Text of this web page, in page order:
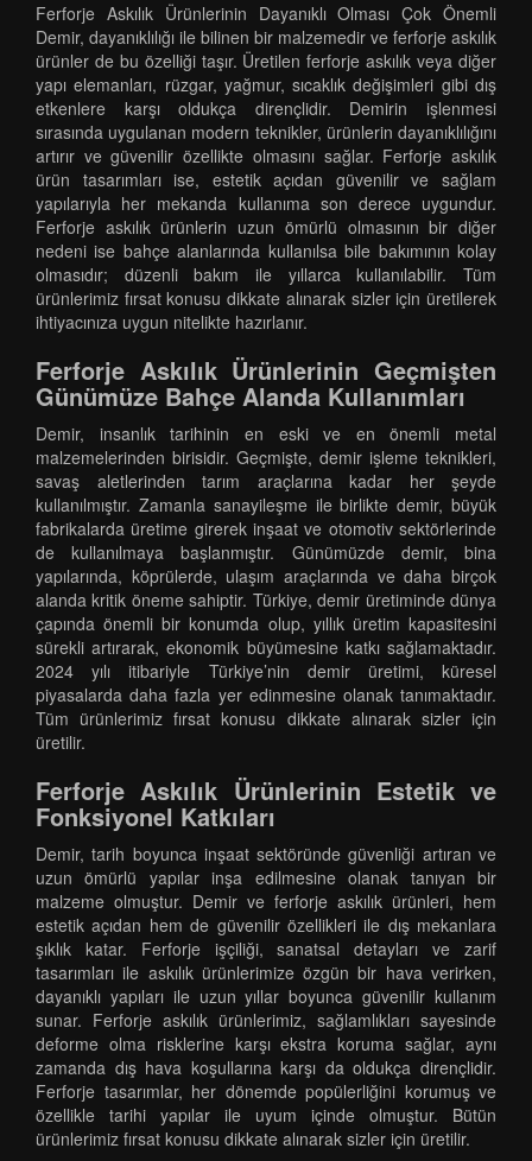
Ferforje Askılık Ürünlerinin Dayanıklı Olması Çok Önemli
Demir, dayanıklılığı ile bilinen bir malzemedir ve ferforje askılık
ürünler de bu özelliği taşır. Üretilen ferforje askılık veya diğer
yapı elemanları, rüzgar, yağmur, sıcaklık değişimleri gibi dış
etkenlere karşı oldukça dirençlidir. Demirin işlenmesi
sırasında uygulanan modern teknikler, ürünlerin dayanıklılığını
artırır ve güvenilir özellikte olmasını sağlar. Ferforje askılık
ürün tasarımları ise, estetik açıdan güvenilir ve sağlam
yapılarıyla her mekanda kullanıma son derece uygundur.
Ferforje askılık ürünlerin uzun ömürlü olmasının bir diğer
nedeni ise bahçe alanlarında kullanılsa bile bakımının kolay
olmasıdır; düzenli bakım ile yıllarca kullanılabilir. Tüm
ürünlerimiz fırsat konusu dikkate alınarak sizler için üretilerek
ihtiyacınıza uygun nitelikte hazırlanır.
Ferforje Askılık Ürünlerinin Geçmişten
Günümüze Bahçe Alanda Kullanımları
Demir, insanlık tarihinin en eski ve en önemli metal
malzemelerinden birisidir. Geçmişte, demir işleme teknikleri,
savaş aletlerinden tarım araçlarına kadar her şeyde
kullanılmıştır. Zamanla sanayileşme ile birlikte demir, büyük
fabrikalarda üretime girerek inşaat ve otomotiv sektörlerinde
de kullanılmaya başlanmıştır. Günümüzde demir, bina
yapılarında, köprülerde, ulaşım araçlarında ve daha birçok
alanda kritik öneme sahiptir. Türkiye, demir üretiminde dünya
çapında önemli bir konumda olup, yıllık üretim kapasitesini
sürekli artırarak, ekonomik büyümesine katkı sağlamaktadır.
2024 yılı itibariyle Türkiye’nin demir üretimi, küresel
piyasalarda daha fazla yer edinmesine olanak tanımaktadır.
Tüm ürünlerimiz fırsat konusu dikkate alınarak sizler için
üretilir.
Ferforje Askılık Ürünlerinin Estetik ve
Fonksiyonel Katkıları
Demir, tarih boyunca inşaat sektöründe güvenliği artıran ve
uzun ömürlü yapılar inşa edilmesine olanak tanıyan bir
malzeme olmuştur. Demir ve ferforje askılık ürünleri, hem
estetik açıdan hem de güvenilir özellikleri ile dış mekanlara
şıklık katar. Ferforje işçiliği, sanatsal detayları ve zarif
tasarımları ile askılık ürünlerimize özgün bir hava verirken,
dayanıklı yapıları ile uzun yıllar boyunca güvenilir kullanım
sunar. Ferforje askılık ürünlerimiz, sağlamlıkları sayesinde
deforme olma risklerine karşı ekstra koruma sağlar, aynı
zamanda dış hava koşullarına karşı da oldukça dirençlidir.
Ferforje tasarımlar, her dönemde popülerliğini korumuş ve
özellikle tarihi yapılar ile uyum içinde olmuştur. Bütün
ürünlerimiz fırsat konusu dikkate alınarak sizler için üretilir.